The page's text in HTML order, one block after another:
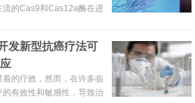
流的Cas9和Cas12a酶在进
发新型抗癌疗法可
的疗效，然而，在许多临
有效性和敏感性，导致治